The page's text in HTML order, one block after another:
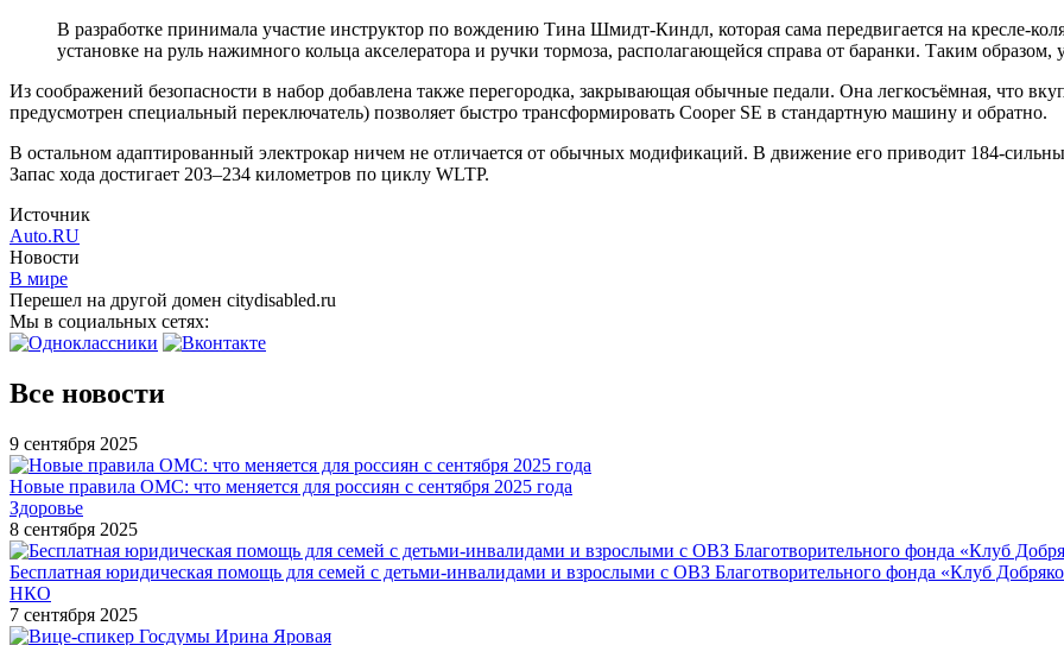
В разработке принимала участие инструктор по вождению Тина Шмидт-Киндл, которая сама передвигается на кресле-
установке на руль нажимного кольца акселератора и ручки тормоза, располагающейся справа от баранки. Таким
Из соображений безопасности в набор добавлена также перегородка, закрывающая обычные педали. Она легкосъёмная, что
предусмотрен специальный переключатель) позволяет быстро трансформировать Cooper SE в стандартную машину и обратно.
В остальном адаптированный электрокар ничем не отличается от обычных модификаций. В движение его приводит 184-
Запас хода достигает 203–234 километров по циклу WLTP.
Источник
Auto.RU
Новости
В мире
Перешел на другой домен citydisabled.ru
Мы в социальных сетях:
Все новости
9 сентября 2025
Новые правила ОМС: что меняется для россиян с сентября 2025 года
Здоровье
8 сентября 2025
Бесплатная юридическая помощь для семей с детьми-инвалидами и взрослыми с ОВЗ Благотворительного фонда «Клуб
НКО
7 сентября 2025